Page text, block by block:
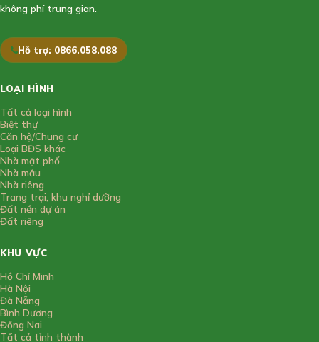
không phí trung gian.
Hỗ trợ: 0866.058.088
LOẠI HÌNH
Tất cả loại hình
Biệt thự
Căn hộ/Chung cư
Loại BĐS khác
Nhà mặt phố
Nhà mẫu
Nhà riêng
Trang trại, khu nghỉ dưỡng
Đất nền dự án
Đất riêng
KHU VỰC
Hồ Chí Minh
Hà Nội
Đà Nẵng
Bình Dương
Đồng Nai
Tất cả tỉnh thành